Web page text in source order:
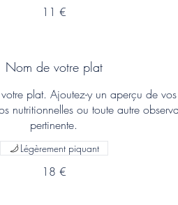
11 €
Nom de votre plat
plat. Ajoutez-y un aperçu de vos
nutritionnelles ou toute autre
pertinente.
18 €
Légèrement piquant